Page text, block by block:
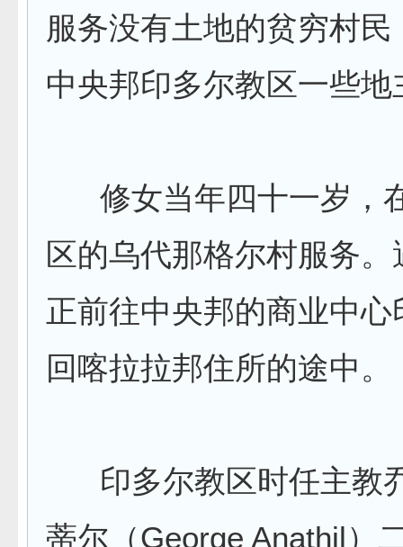
服务没有土地的贫穷村
中央邦印多尔教区一些地
修女当年四十一岁，
区的乌代那格尔村服务
正前往中央邦的商业中心
回喀拉拉邦住所的途中。
印多尔教区时任主教
蒂尔（George Anathil）